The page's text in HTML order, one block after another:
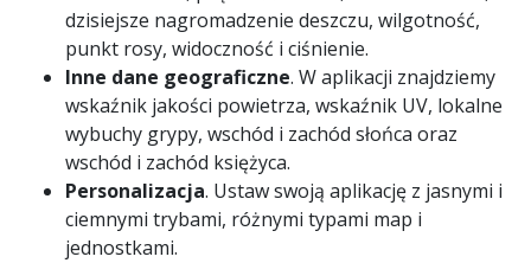
dzisiejsze nagromadzenie deszczu, wilgotność,
punkt rosy, widoczność i ciśnienie.
Inne dane geograficzne. W aplikacji znajdziemy
wskaźnik jakości powietrza, wskaźnik UV, lokalne
wybuchy grypy, wschód i zachód słońca oraz
wschód i zachód księżyca.
Personalizacja. Ustaw swoją aplikację z jasnymi i
ciemnymi trybami, różnymi typami map i
jednostkami.